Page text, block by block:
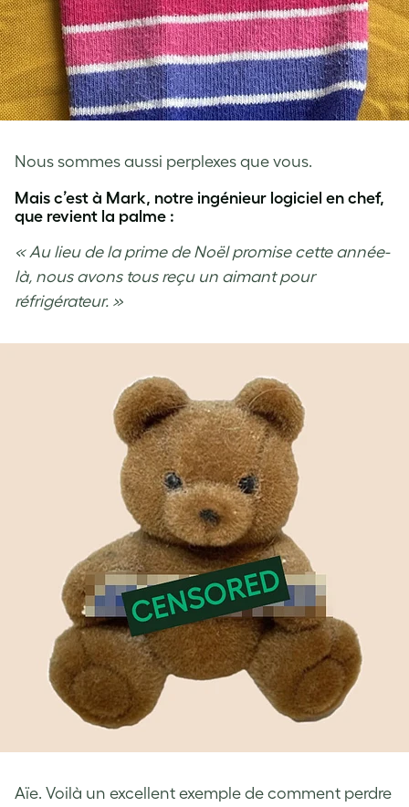
Nous sommes aussi perplexes que vous.
Mais c’est à Mark, notre ingénieur logiciel en chef,
que revient la palme :
« Au lieu de la prime de Noël promise cette année-
là, nous avons tous reçu un aimant pour
réfrigérateur. »
Aïe. Voilà un excellent exemple de comment perdre